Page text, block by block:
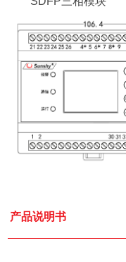
产品说明书